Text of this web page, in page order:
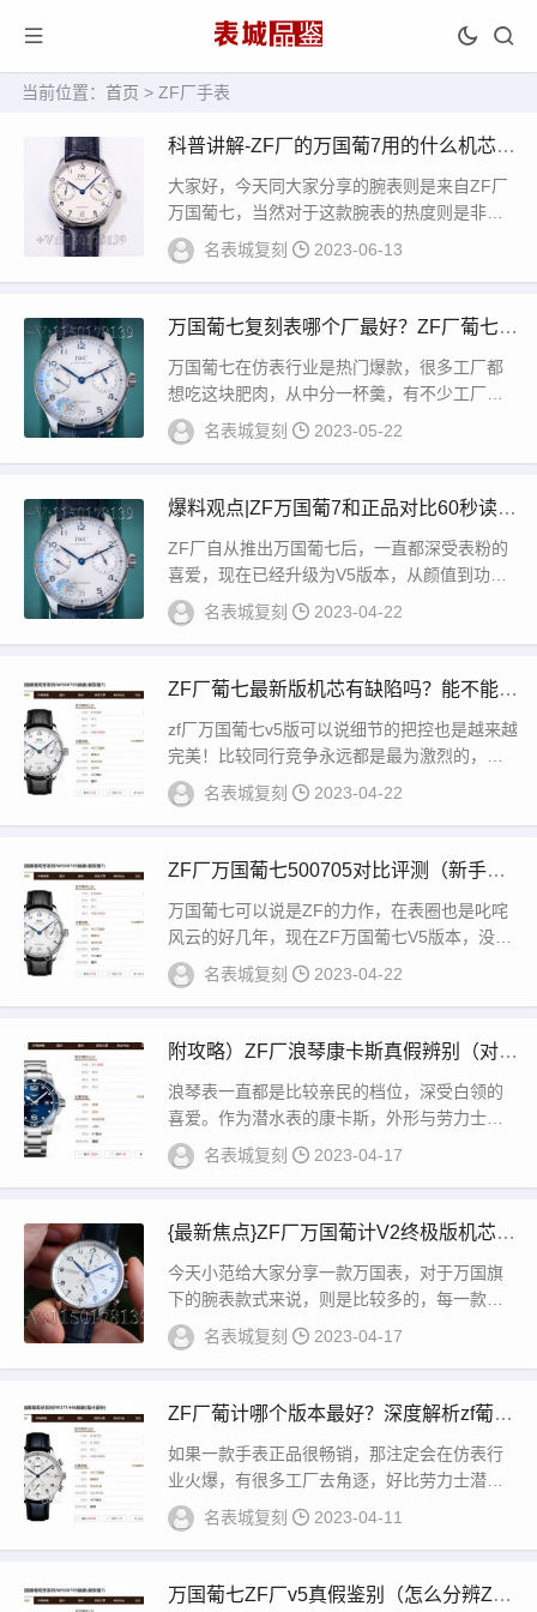
当前位置： 首页 > ZF厂手表
科普讲解-ZF厂的万国葡7用的什么机芯稳
定吗？
大家好，今天同大家分享的腕表则是来自ZF厂
万国葡七，当然对于这款腕表的热度则是非常
高，同时也是得到了各界表友的一致好评，对
于这款...
名表城复刻 2023-06-13
万国葡七复刻表哪个厂最好？ZF厂葡七和
AZ怎么分辨
万国葡七在仿表行业是热门爆款，很多工厂都
想吃这块肥肉，从中分一杯羹，有不少工厂开
发葡萄牙七日链这款表，其中出名的就有ZF
厂、...
名表城复刻 2023-05-22
爆料观点|ZF万国葡7和正品对比60秒读懂
质量
ZF厂自从推出万国葡七后，一直都深受表粉的
喜爱，现在已经升级为V5版本，从颜值到功能
都堪称一流，是一款硬朗大气的休闲正装表。
搭载...
名表城复刻 2023-04-22
ZF厂葡七最新版机芯有缺陷吗？能不能用
的住？
zf厂万国葡七v5版可以说细节的把控也是越来越
完美！比较同行竞争永远都是最为激烈的，特
别是这些制作顶级复刻的厂家！纵观市场这么
多...
名表城复刻 2023-04-22
ZF厂万国葡七500705对比评测（新手小
白必看）
万国葡七可以说是ZF的力作，在表圈也是叱咤
风云的好几年，现在ZF万国葡七V5版本，没有
再升级了，看看后面会不会升级就知道了，这
么...
名表城复刻 2023-04-22
附攻略）ZF厂浪琴康卡斯真假辨别（对比
原版区分）
浪琴表一直都是比较亲民的档位，深受白领的
喜爱。作为潜水表的康卡斯，外形与劳力士水
鬼十分相似，销量极高，也是专柜的主力走量
系列...
名表城复刻 2023-04-17
{最新焦点}ZF厂万国葡计V2终极版机芯是
什么？
今天小范给大家分享一款万国表，对于万国旗
下的腕表款式来说，则是比较多的，每一款腕
表在细节方面也是有所不同，今天我们分享的
是来自Z...
名表城复刻 2023-04-17
ZF厂葡计哪个版本最好？深度解析zf葡计
v1和v2的区别
如果一款手表正品很畅销，那注定会在仿表行
业火爆，有很多工厂去角逐，好比劳力士潜航
者，做的工厂实在太多，一双手都数不过来。
再比...
名表城复刻 2023-04-11
万国葡七ZF厂v5真假鉴别（怎么分辨ZF